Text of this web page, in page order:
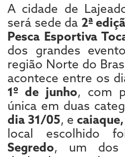
A cidade de
será sede da 2ª
Pesca Esportiva
dos grandes
região Norte do
acontece entre os
1º de junho, com
única em duas
dia 31/05, e
local escolhido
Segredo, um dos